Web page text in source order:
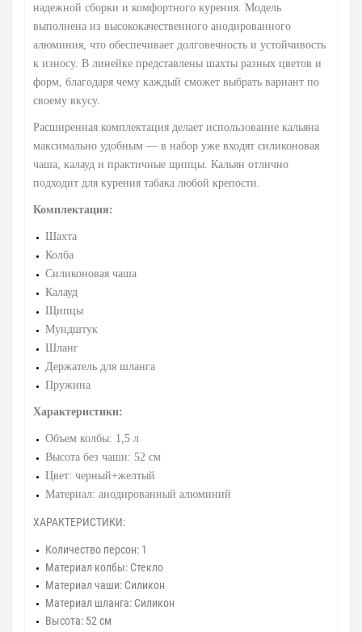
надежной сборки и комфортного курения. Модель
выполнена из высококачественного анодированного
алюминия, что обеспечивает долговечность и устойчивость
к износу. В линейке представлены шахты разных цветов и
форм, благодаря чему каждый сможет выбрать вариант по
своему вкусу.
Расширенная комплектация делает использование кальяна
максимально удобным — в набор уже входят силиконовая
чаша, калауд и практичные щипцы. Кальян отлично
подходит для курения табака любой крепости.
Комплектация:
Шахта
Колба
Силиконовая чаша
Калауд
Щипцы
Мундштук
Шланг
Держатель для шланга
Пружина
Характеристики:
Объем колбы: 1,5 л
Высота без чаши: 52 см
Цвет: черный+желтый
Материал: анодированный алюминий
ХАРАКТЕРИСТИКИ:
Количество персон: 1
Материал колбы: Стекло
Материал чаши: Силикон
Материал шланга: Силикон
Высота: 52 см